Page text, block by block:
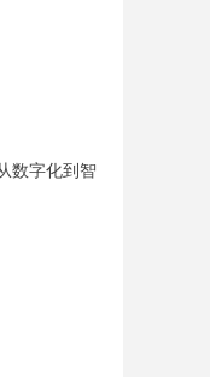
数字化到智